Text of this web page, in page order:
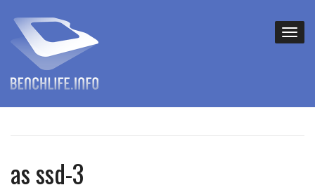
as ssd-3